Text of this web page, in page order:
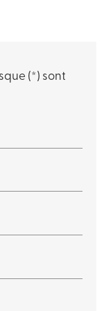
(*) sont